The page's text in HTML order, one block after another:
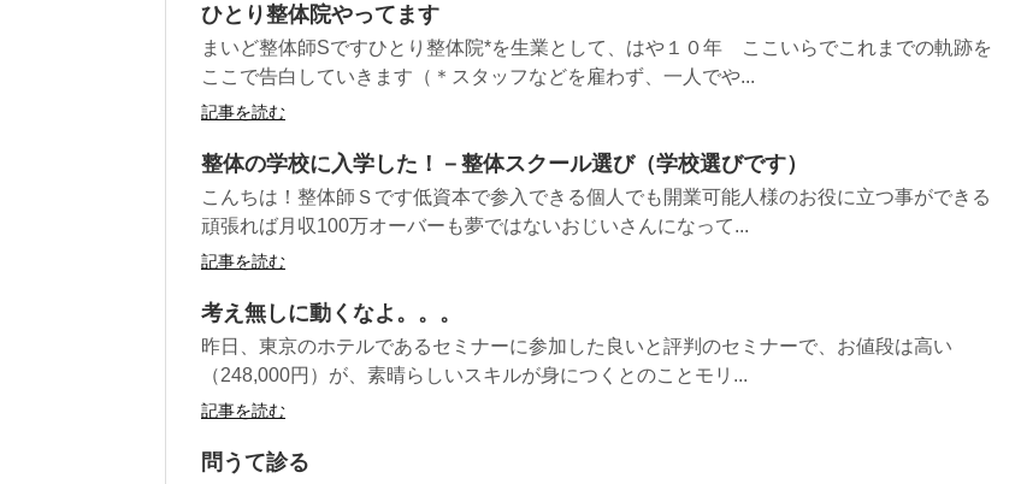
ひとり整体院やってます
まいど整体師Sですひとり整体院*を生業として、はや１０年 ここいらでこれまでの軌跡を
ここで告白していきます（＊スタッフなどを雇わず、一人でや...
記事を読む
整体の学校に入学した！－整体スクール選び（学校選びです）
こんちは！整体師Ｓです低資本で参入できる個人でも開業可能人様のお役に立つ事ができる
頑張れば月収100万オーバーも夢ではないおじいさんになって...
記事を読む
考え無しに動くなよ。。。
昨日、東京のホテルであるセミナーに参加した良いと評判のセミナーで、お値段は高い
（248,000円）が、素晴らしいスキルが身につくとのことモリ...
記事を読む
問うて診る